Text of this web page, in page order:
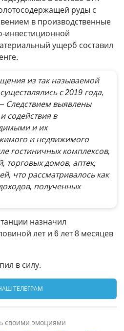
руды с
в производственные
ущерб составил
из так называемой
с 2019 года,
Следствием выявлены
содействия в
и их
и недвижимого
гостиничных комплексов,
торговых домов, аптек,
что рассматривалось как
полученных
назначил
лет и 6 лет 8 месяцев
в силу.
ТЕЛЕГРАМ
своими эмоциями